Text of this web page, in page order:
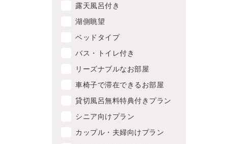
露天風呂付き
湖側眺望
ベッドタイプ
バス・トイレ付き
リーズナブルなお部屋
車椅子で滞在できるお部屋
貸切風呂無料特典付きプラン
シニア向けプラン
カップル・夫婦向けプラン